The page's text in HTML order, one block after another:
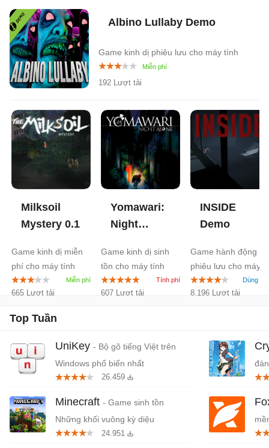
Albino Lullaby Demo
Game kinh dị phiêu lưu cho máy tính
192 Lượt tải
Milksoil
Mystery 0.1
Game kinh dị miễn
phí cho máy tính
665 Lượt tải
Yomawari:
Night
Game kinh dị sinh
tồn cho máy tính
607 Lượt tải
INSIDE
Demo
Game hành động
phiêu lưu cho máy
tính
8.196 Lượt tải
Top Tuần
UniKey - Bộ gõ tiếng Việt trên
Windows phổ biến nhất
26.459
Minecraft - Game sinh tồn
Những khối vuông kỳ diệu
24.951